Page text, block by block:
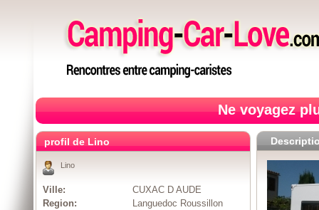
Ne voyagez
profil de Lino
Lino
Ville:
CUXAC D AUDE
Region:
Languedoc Roussillon